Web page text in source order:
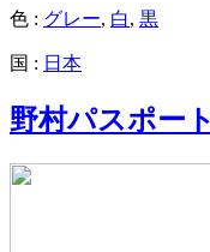
色 : グレー, 白, 黒
国 : 日本
野村パスポート